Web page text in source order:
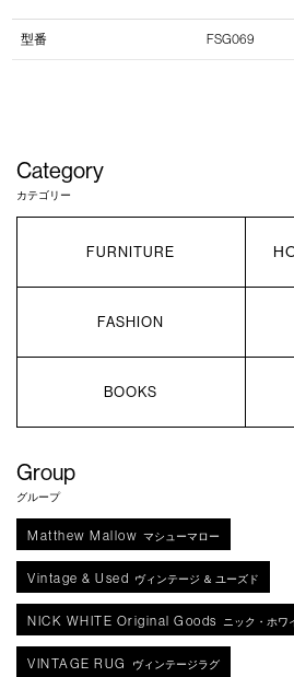
型番 FSG069
Category
カテゴリー
FURNITURE
FASHION
BOOKS
Group
グループ
Matthew Mallow マシューマロー
Vintage & Used ヴィンテージ ＆ ユーズド
NICK WHITE Original Goods ニック・ホ
VINTAGE RUG ヴィンテージラグ